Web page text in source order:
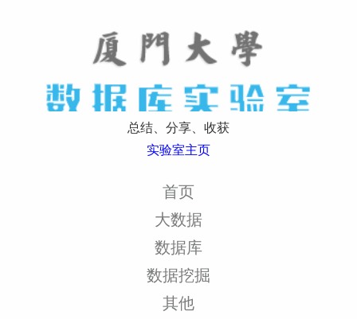
总结、分享、收获
实验室主页
首页
大数据
数据库
数据挖掘
其他